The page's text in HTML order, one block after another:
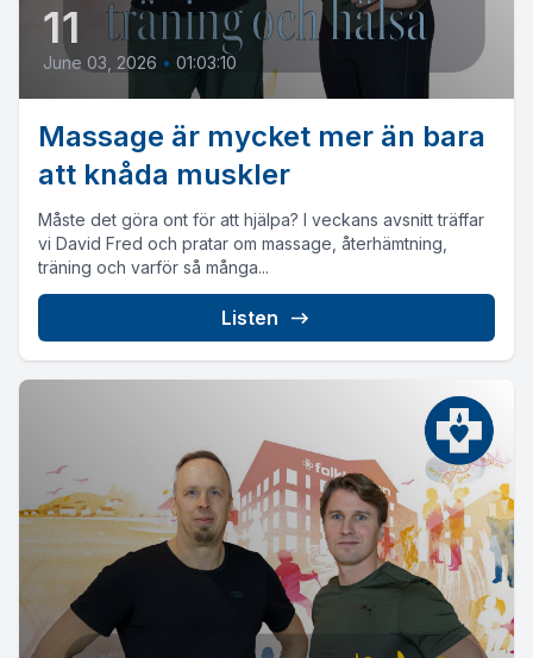
11
June 03, 2026 • 01:03:10
Massage är mycket mer än bara
att knåda muskler
Måste det göra ont för att hjälpa? I veckans avsnitt träffar
vi David Fred och pratar om massage, återhämtning,
träning och varför så många...
Listen